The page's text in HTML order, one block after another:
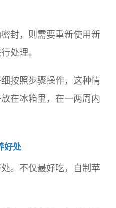
封，则需要重新使用新
处理。
按照步骤操作，这种情
在冰箱里，在一两周内
好处
。不仅最好吃，自制苹